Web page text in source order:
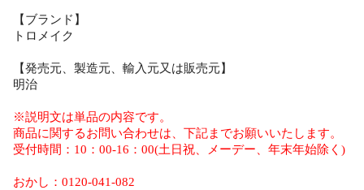
【ブランド】
トロメイク
【発売元、製造元、輸入元又は販売元】
明治
※説明文は単品の内容です。
商品に関するお問い合わせは、下記までお願いいたします。
受付時間：10：00-16：00(土日祝、メーデー、年末年始除く)
おかし：0120-041-082